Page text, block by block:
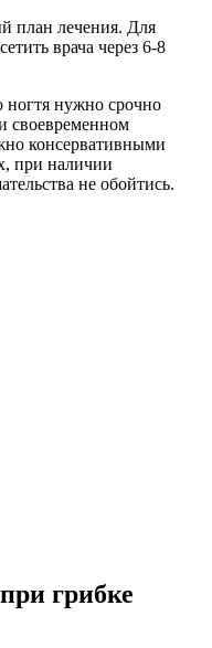
план лечения. Для
врача через 6-8
ногтя нужно срочно
своевременном
консервативными
при наличии
не обойтись.
грибке